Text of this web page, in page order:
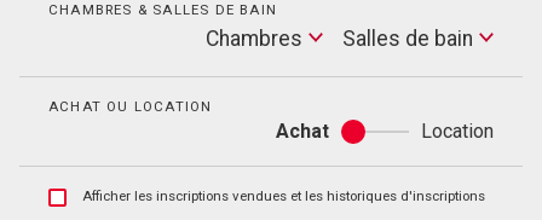
CHAMBRES & SALLES DE BAIN
Chambres
Salles
de
Salles de bain
ACHAT OU LOCATION
Achat
Achat
ou
location
Location
AfficherAfficher les inscriptions vendues et les historiques d'inscriptions